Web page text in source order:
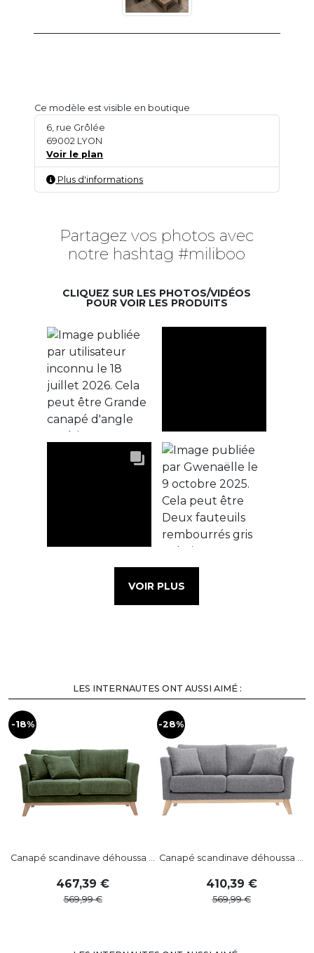
Ce modèle est visible en boutique
6, rue Grôlée
69002 LYON
Voir le plan
Plus d'informations
Partagez vos photos avec
notre hashtag #miliboo
CLIQUEZ SUR LES PHOTOS/VIDÉOS
POUR VOIR LES PRODUITS
VOIR PLUS
LES INTERNAUTES ONT AUSSI AIMÉ :
-18%
Canapé scandinave déhoussa ...
467,39
569,99
-28%
Canapé scandinave déhoussa ...
410,39
569,99